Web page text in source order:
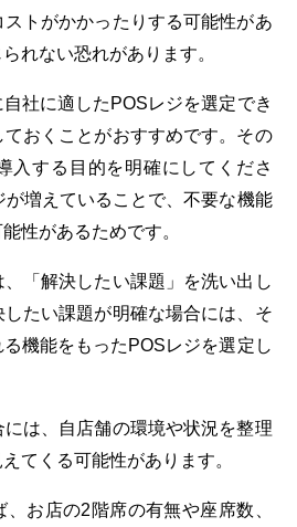
トがかかったりする可能性があ
れない恐れがあります。
社に適したPOSレジを選定でき
おくことがおすすめです。その
入する目的を明確にしてくださ
増えていることで、不要な機能
性があるためです。
「解決したい課題」を洗い出し
たい課題が明確な場合には、そ
機能をもったPOSレジを選定し
は、自店舗の環境や状況を整理
てくる可能性があります。
お店の2階席の有無や座席数、